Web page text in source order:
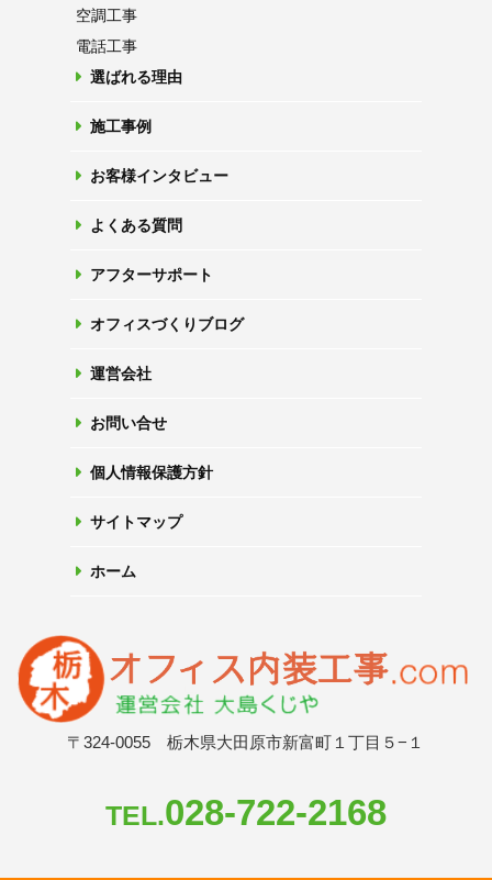
空調工事
電話工事
選ばれる理由
施工事例
お客様インタビュー
よくある質問
アフターサポート
オフィスづくりブログ
運営会社
お問い合せ
個人情報保護方針
サイトマップ
ホーム
〒324-0055 栃木県大田原市新富町１丁目５−１
TEL.028-722-2168